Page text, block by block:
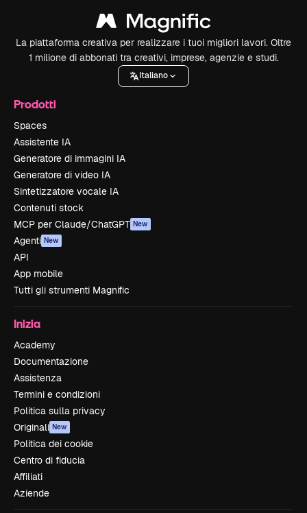
La piattaforma creativa per realizzare i tuoi migliori lavori. Oltre
1 milione di abbonati tra creativi, imprese, agenzie e studi.
Italiano
Prodotti
Spaces
Assistente IA
Generatore di immagini IA
Generatore di video IA
Sintetizzatore vocale IA
Contenuti stock
MCP per Claude/ChatGPT New
Agenti New
API
App mobile
Tutti gli strumenti Magnific
Inizia
Academy
Documentazione
Assistenza
Termini e condizioni
Politica sulla privacy
Originali New
Politica dei cookie
Centro di fiducia
Affiliati
Aziende